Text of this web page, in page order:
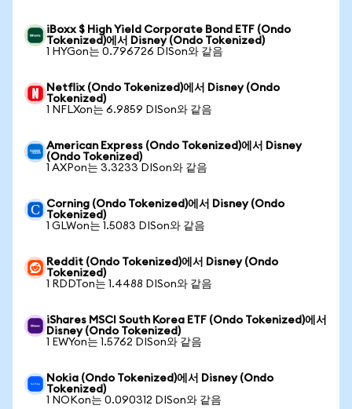
iBoxx $ High Yield Corporate Bond ETF (Ondo
Tokenized)에서 Disney (Ondo Tokenized)
1 HYGon는 0.796726 DISon와 같음
Netflix (Ondo Tokenized)에서 Disney (Ondo
Tokenized)
1 NFLXon는 6.9859 DISon와 같음
American Express (Ondo Tokenized)에서 Disney
(Ondo Tokenized)
1 AXPon는 3.3233 DISon와 같음
Corning (Ondo Tokenized)에서 Disney (Ondo
Tokenized)
1 GLWon는 1.5083 DISon와 같음
Reddit (Ondo Tokenized)에서 Disney (Ondo
Tokenized)
1 RDDTon는 1.4488 DISon와 같음
iShares MSCI South Korea ETF (Ondo Tokenized)에서
Disney (Ondo Tokenized)
1 EWYon는 1.5762 DISon와 같음
Nokia (Ondo Tokenized)에서 Disney (Ondo
Tokenized)
1 NOKon는 0.090312 DISon와 같음